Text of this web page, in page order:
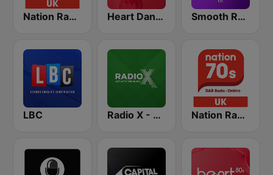
Nation Radio 80s Heart Dance Smooth Radio UK
LBC Radio X - London Nation Radio 70s